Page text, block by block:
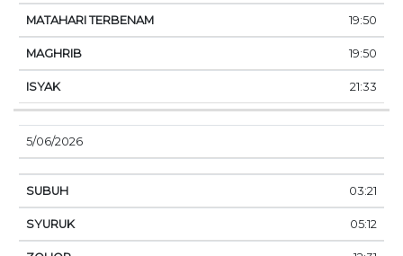
19:50
19:50
21:33
5/06/2026
03:21
05:12